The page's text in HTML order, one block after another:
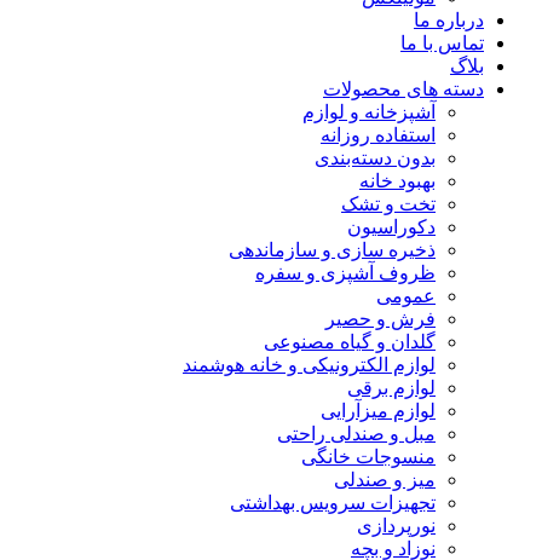
درباره ما
تماس با ما
بلاگ
دسته های محصولات
آشپزخانه و لوازم
استفاده روزانه
بدون دسته‌بندی
بهبود خانه
تخت و تشک
دکوراسیون
ذخیره سازی و سازماندهی
ظروف آشپزی و سفره
عمومی
فرش و حصیر
گلدان و گیاه مصنوعی
لوازم الکترونیکی و خانه هوشمند
لوازم برقی
لوازم میزآرایی
مبل و صندلی راحتی
منسوجات خانگی
میز و صندلی
تجهیزات سرویس بهداشتی
نورپردازی
نوزاد و بچه